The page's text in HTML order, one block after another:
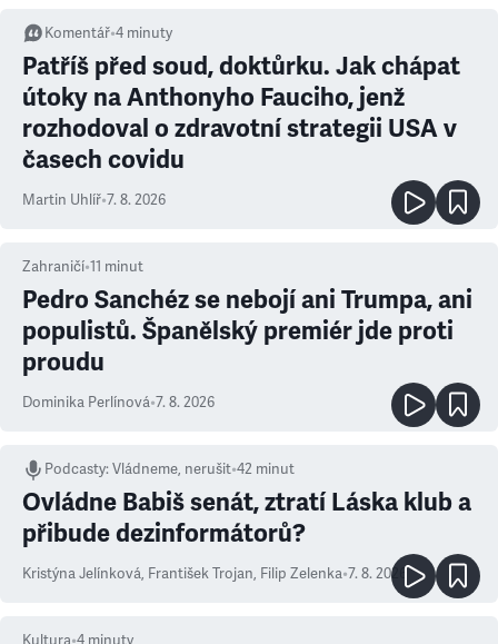
Komentář•4 minuty
Patříš před soud, doktůrku. Jak chápat
útoky na Anthonyho Fauciho, jenž
rozhodoval o zdravotní strategii USA v
časech covidu
Martin Uhlíř•7. 8. 2026
Zahraničí•11 minut
Pedro Sanchéz se nebojí ani Trumpa, ani
populistů. Španělský premiér jde proti
proudu
Dominika Perlínová•7. 8. 2026
Podcasty:Vládneme, nerušit•42 minut
Ovládne Babiš senát, ztratí Láska klub a
přibude dezinformátorů?
Kristýna Jelínková, František Trojan, Filip Zelenka•7. 8. 2026